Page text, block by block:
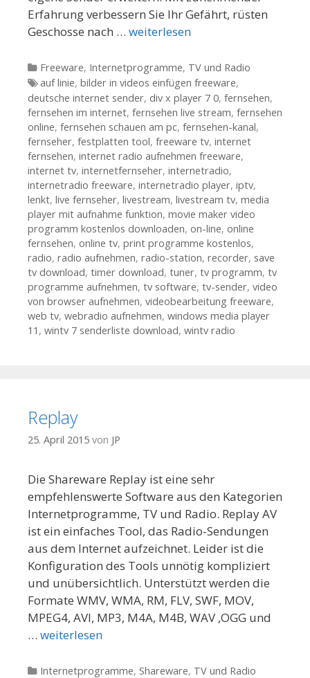
Erfahrung verbessern Sie Ihr Gefährt, rüsten
Geschosse nach … weiterlesen
Kategorien
Freeware, Internetprogramme, TV und Radio
Tags
auf linie, bilder in videos einfügen freeware,
deutsche internet sender, div x player 7 0, fernsehen,
fernsehen im internet, fernsehen live stream, fernsehen
online, fernsehen schauen am pc, fernsehen-kanal,
fernseher, festplatten tool, freeware tv, internet
fernsehen, internet radio aufnehmen freeware,
internet tv, internetfernseher, internetradio,
internetradio freeware, internetradio player, iptv,
lenkt, live fernseher, livestream, livestream tv, media
player mit aufnahme funktion, movie maker video
programm kostenlos downloaden, on-line, online
fernsehen, online tv, print programme kostenlos,
radio, radio aufnehmen, radio-station, recorder, save
tv download, timer download, tuner, tv programm, tv
programme aufnehmen, tv software, tv-sender, video
von browser aufnehmen, videobearbeitung freeware,
web tv, webradio aufnehmen, windows media player
11 , wintv 7 senderliste download, wintv radio
Replay
25. April 2015 von JP
Die Shareware Replay ist eine sehr
empfehlenswerte Software aus den Kategorien
Internetprogramme, TV und Radio. Replay AV
ist ein einfaches Tool, das Radio-Sendungen
aus dem Internet aufzeichnet. Leider ist die
Konfiguration des Tools unnötig kompliziert
und unübersichtlich. Unterstützt werden die
Formate WMV, WMA, RM, FLV, SWF, MOV,
MPEG4, AVI, MP3, M4A, M4B, WAV ,OGG und
… weiterlesen
Kategorien
Internetprogramme, Shareware, TV und Radio